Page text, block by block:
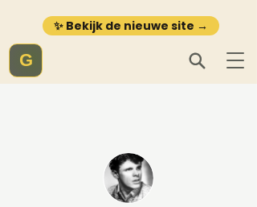
✨ Bekijk de nieuwe site →
G